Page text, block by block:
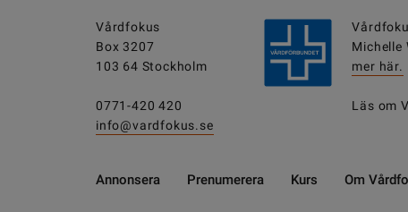
Vårdfokus
Box 3207
103 64 Stockholm
0771-420 420
info@vardfokus.se
Michelle
mer här.
Läs om
Annonsera Prenumerera Kurs Om